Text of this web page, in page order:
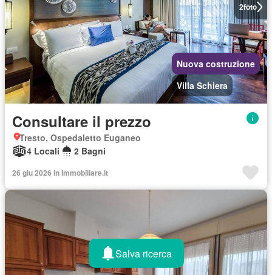
2foto
Nuova costruzione
Villa Schiera
Consultare il prezzo
Tresto, Ospedaletto Euganeo
4 Locali
2 Bagni
26 giu 2026 in Immobiliare.it
Salva ricerca